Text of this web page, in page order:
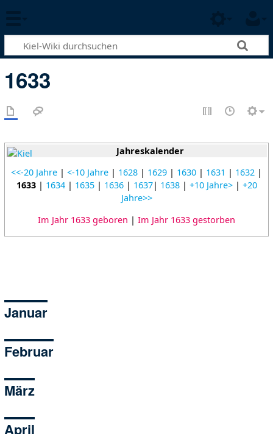
1633
Jahreskalender
<<-20 Jahre | <-10 Jahre | 1628 | 1629 | 1630 | 1631 | 1632 |
1633| 1634| 1635| 1636| 1637| 1638| +10 Jahre>| +20
Jahre>>
Im Jahr 1633 geboren | Im Jahr 1633 gestorben
Januar
Februar
März
April